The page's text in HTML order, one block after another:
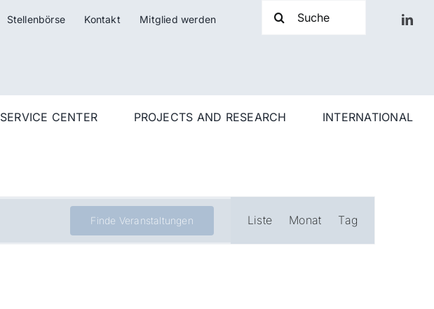
Stellenbörse Kontakt Mitglied werden
nach:
SERVICE CENTER PROJECTS AND RESEARCH INTERNATIONAL
Finde Veranstaltungen
Ansichten-
Navigation
Liste Monat Tag